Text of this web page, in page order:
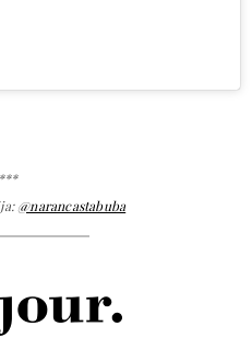
***
@narancastabuba